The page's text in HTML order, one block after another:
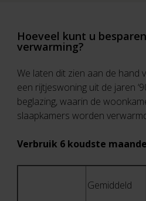
Hoeveel kunt u
verwarming?
We laten dit zien aan de hand
een rijtjeswoning uit de jaren
beglazing, waarin de
slaapkamers worden
Verbruik 6 koudste
Gemiddeld